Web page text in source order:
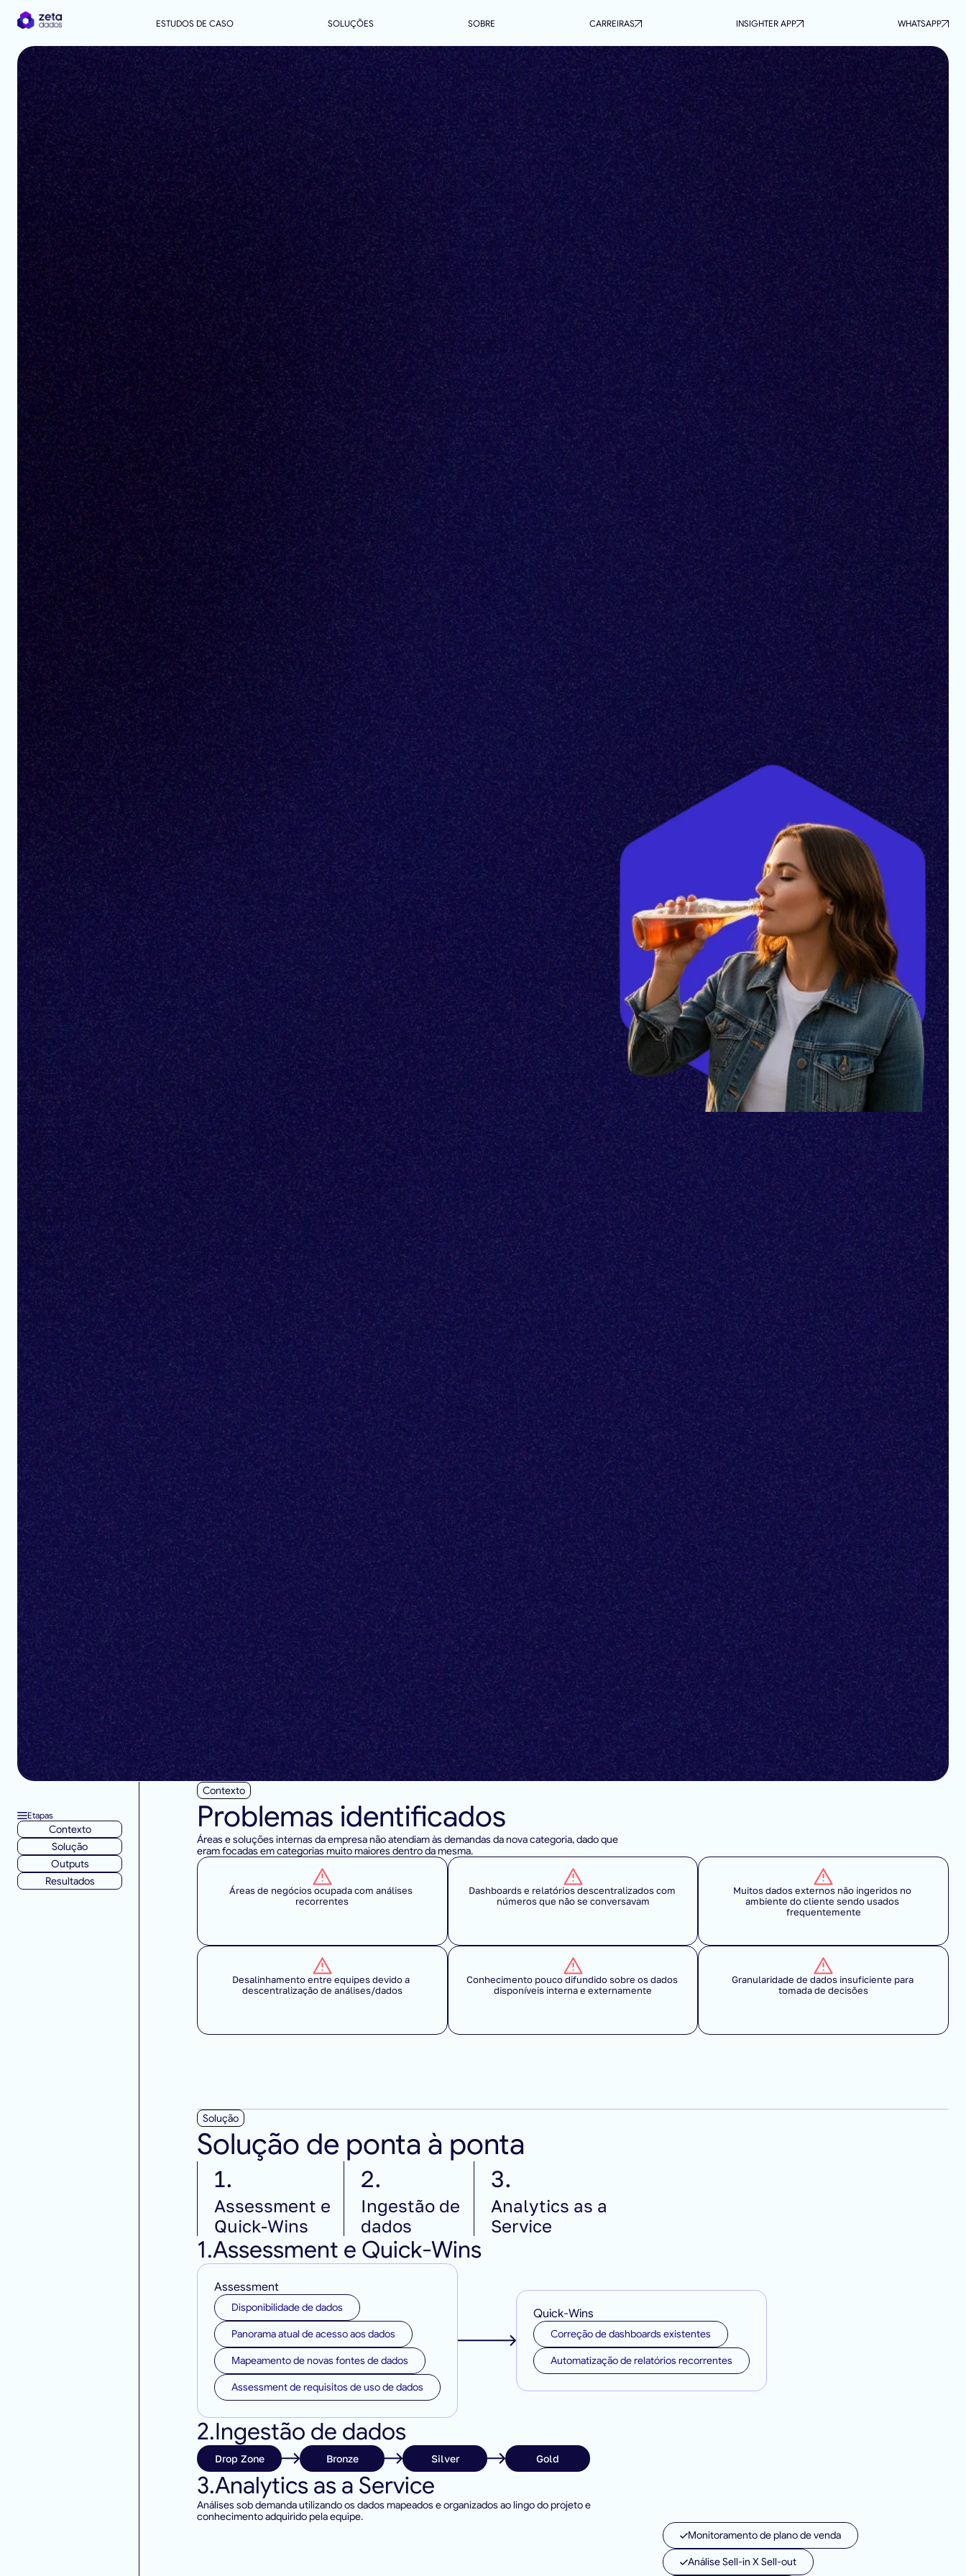
ESTUDOS DE CASO SOLUÇÕES SOBRE CARREIRAS INSIGHTER APP WHATSAPP
Unficam os fonte s dedados globais e
economiza mos tempo c omer cial para
uma giga nte dai ndústria.
Etapas
Contexto
Solução
Outputs
Resultados
Contexto
Problemas identificados
Áreas e soluções internas da empresa não atendiam às demandas da nova categoria, dado que
eram focadas em categorias muito maiores dentro da mesma.
Áreas de negócios ocupada com análises
recorrentes
Dashboards e relatórios descentralizados com
números que não se conversavam
Muitos dados externos não ingeridos no
ambiente do cliente sendo usados
frequentemente
Desalinhamento entre equipes devido a
descentralização de análises/dados
Conhecimento pouco difundido sobre os dados
disponíveis interna e externamente
Granularidade de dados insuficiente para
tomada de decisões
Solução
Solução de ponta à ponta
1.
Assessment e
Quick-Wins
2.
Ingestão de
dados
3.
Analytics as a
Service
1.Assessment e Quick-Wins
Assessment
Disponibilidade de dados
Panorama atual de acesso aos dados
Mapeamento de novas fontes de dados
Assessment de requisitos de uso de dados
Quick-Wins
Correção de dashboards existentes
Automatização de relatórios recorrentes
2.Ingestão de dados
Drop Zone Bronze Silver Gold
3.Analytics as a Service
Análises sob demanda utilizando os dados mapeados e organizados ao lingo do projeto e
conhecimento adquirido pela equipe.
Monitoramento de plano de venda
Análise Sell-in X Sell-out